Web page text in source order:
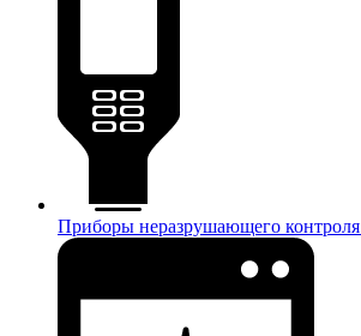
Приборы неразрушающего контроля